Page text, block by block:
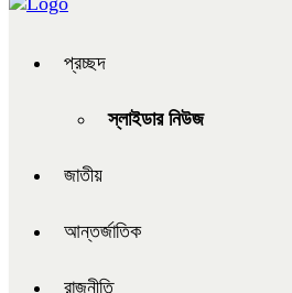
প্রচ্ছদ
স্লাইডার নিউজ
জাতীয়
আন্তর্জাতিক
রাজনীতি